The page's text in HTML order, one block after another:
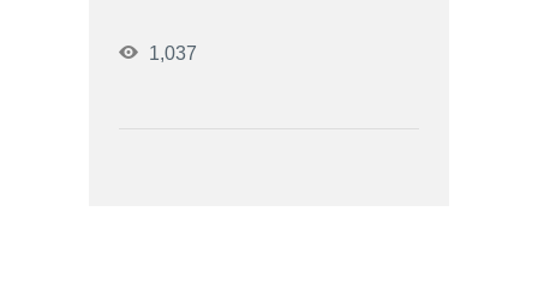
1,037